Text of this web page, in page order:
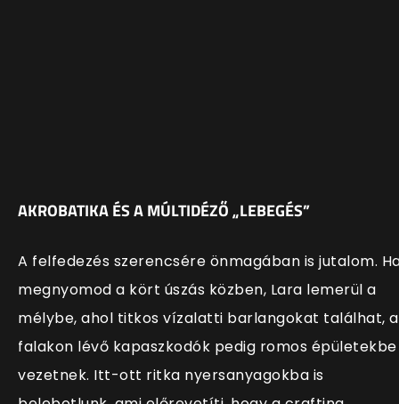
AKROBATIKA ÉS A MÚLTIDÉZŐ „LEBEGÉS”
A felfedezés szerencsére önmagában is jutalom.
megnyomod a kört úszás közben, Lara lemerül a
mélybe, ahol titkos vízalatti barlangokat találhat, a
falakon lévő kapaszkodók pedig romos épületekbe
vezetnek. Itt-ott ritka nyersanyagokba is